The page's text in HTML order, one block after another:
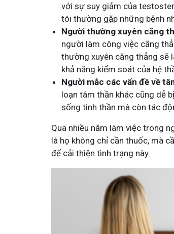
với sự suy giảm của
tôi thường gặp những bệnh
Người thường xuyên căng
người làm công việc căng
thường xuyên căng thẳng sẽ
khả năng kiểm soát của hệ
Người mắc các vấn đề về
loạn tâm thần khác cũng dễ
sống tinh thần mà còn tác
Qua nhiều năm làm việc trong
là họ không chỉ cần thuốc, mà
để cải thiện tình trạng này.